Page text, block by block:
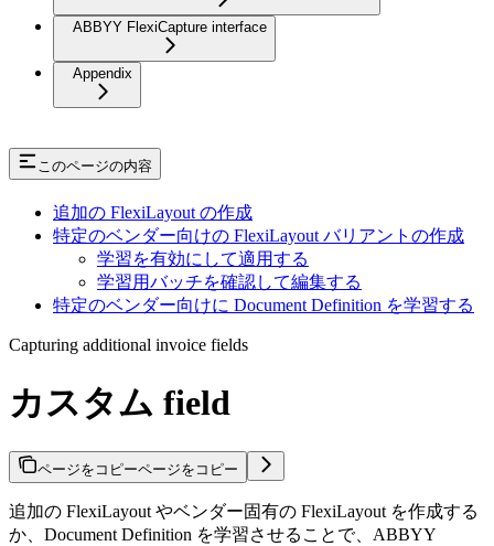
ABBYY FlexiCapture interface
Appendix
このページの内容
追加の FlexiLayout の作成
特定のベンダー向けの FlexiLayout バリアントの作成
学習を有効にして適用する
学習用バッチを確認して編集する
特定のベンダー向けに Document Definition を学習する
Capturing additional invoice fields
カスタム field
ページをコピーページをコピー
追加の FlexiLayout やベンダー固有の FlexiLayout を作成する
か、Document Definition を学習させることで、ABBYY